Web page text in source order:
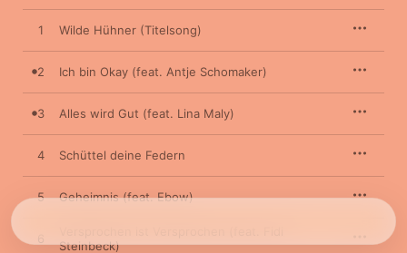
1 Wilde Hühner (Titelsong)
2 Ich bin Okay (feat. Antje Schomaker)
3 Alles wird Gut (feat. Lina Maly)
4 Schüttel deine Federn
5 Geheimnis (feat. Ebow)
6
Steinbeck)